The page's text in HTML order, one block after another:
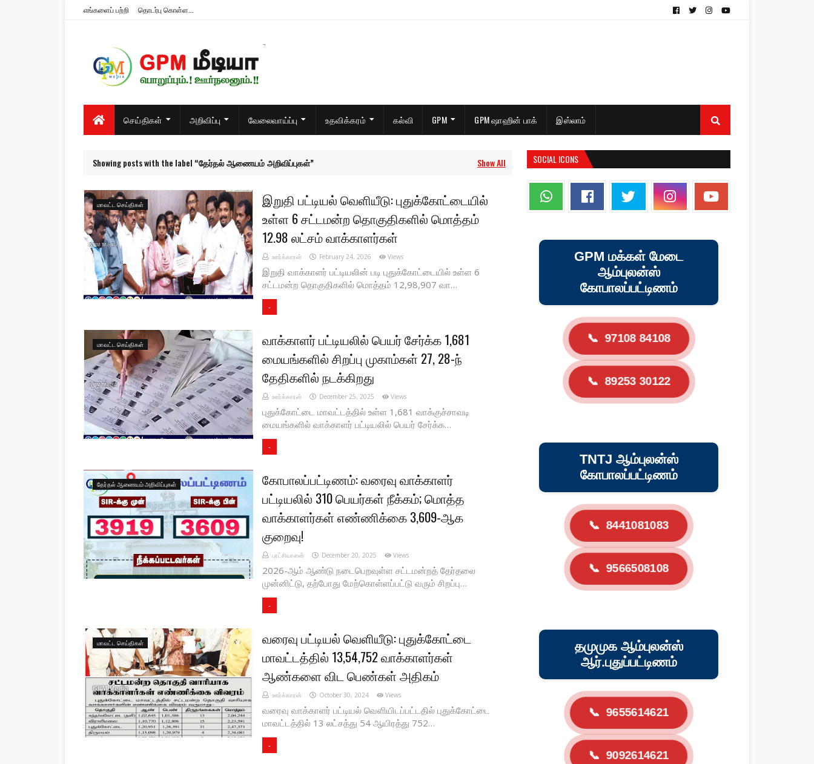
எங்களைப் பற்றி தொடர்பு கொள்ள...
செய்திகள்
அறிவிப்பு வேலைவாய்ப்பு உதவிக்கரம் கல்வி GPM GPM ஷாஹின் பாக் இஸ்லாம்
Showing posts with the label தேர்தல் ஆணையம் அறிவிப்புகள் Show All
மாவட்ட செய்திகள்
இறுதி பட்டியல் வெளியீடு: புதுக்கோட்டையில்
உள்ள 6 சட்டமன்ற தொகுதிகளில் மொத்தம்
12.98 லட்சம் வாக்காளர்கள்
ஊர்க்காரன் February 24, 2026 Views
இறுதி வாக்காளர் பட்டியலின் படி புதுக்கோட்டையில் உள்ள 6
சட்டமன்ற தொகுதிகளில் மொத்தம் 12,98,907 வா…
-
மாவட்ட செய்திகள்
வாக்காளர் பட்டியலில் பெயர் சேர்க்க 1,681
மையங்களில் சிறப்பு முகாம்கள் 27, 28-ந்
தேதிகளில் நடக்கிறது
ஊர்க்காரன் December 25, 2025 Views
புதுக்கோட்டை மாவட்டத்தில் உள்ள 1,681 வாக்குச்சாவடி
மையங்களில் வாக்காளர் பட்டியலில் பெயர் சேர்க்க…
-
தேர்தல் ஆணையம் அறிவிப்புகள்
கோபாலப்பட்டிணம்: வரைவு வாக்காளர்
பட்டியலில் 310 பெயர்கள் நீக்கம்; மொத்த
வாக்காளர்கள் எண்ணிக்கை 3,609-ஆக
குறைவு!
புரட்சியாளன் December 20, 2025 Views
2026-ஆம் ஆண்டு நடைபெறவுள்ள சட்டமன்றத் தேர்தலை
முன்னிட்டு, தற்போது மேற்கொள்ளப்பட்டு வரும் சிறப்பு…
-
மாவட்ட செய்திகள்
வரைவு பட்டியல் வெளியீடு: புதுக்கோட்டை
மாவட்டத்தில் 13,54,752 வாக்காளர்கள்
ஆண்களை விட பெண்கள் அதிகம்
ஊர்க்காரன் October 30, 2024 Views
வரைவு வாக்காளர் பட்டியல் வெளியிடப்பட்டதில் புதுக்கோட்டை
மாவட்டத்தில் 13 லட்சத்து 54 ஆயிரத்து 752…
-
SOCIAL ICONS
GPM மக்கள் மேடை
ஆம்புலன்ஸ்
கோபாலப்பட்டிணம்
📞 97108 84108
📞 89253 30122
TNTJ ஆம்புலன்ஸ்
கோபாலப்பட்டிணம்
📞 8441081083
📞 9566508108
தமுமுக ஆம்புலன்ஸ்
ஆர்.புதுப்பட்டிணம்
📞 9655614621
📞 9092614621